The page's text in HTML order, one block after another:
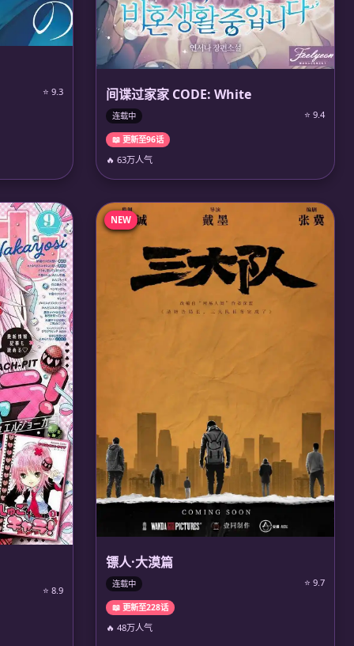
⭐ 9.3 间谍过家家 CODE: White
连载中 ⭐ 9.4
📖 更新至96话
🔥 63万人气
⭐ 8.9
NEW
镖人·大漠篇
连载中 ⭐ 9.7
📖 更新至228话
🔥 48万人气